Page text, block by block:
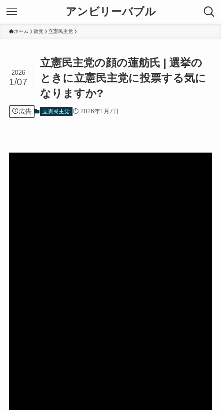
アンビリーバブル
ホーム 政党 立憲民主党
立憲民主党の顔の蓮舫氏 | 選挙の
ときに立憲民主党に投票する気に
なりますか?
2026
1/07
広告 立憲民主党 2026年1月7日